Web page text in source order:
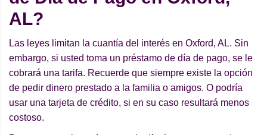
AL?
Las leyes limitan la cuantía del interés en Oxford, AL. Sin
embargo, si usted toma un préstamo de día de pago, se le
cobrará una tarifa. Recuerde que siempre existe la opción
de pedir dinero prestado a la familia o amigos. O podría
usar una tarjeta de crédito, si en su caso resultará menos
costoso.